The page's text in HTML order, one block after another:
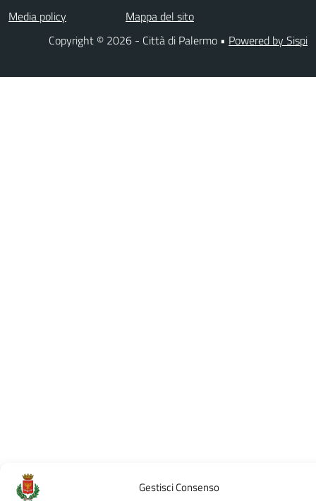
Gestisci Consenso
Media policy
Mappa del sito
Copyright © 2026 - Città di Palermo • Powered by Sispi